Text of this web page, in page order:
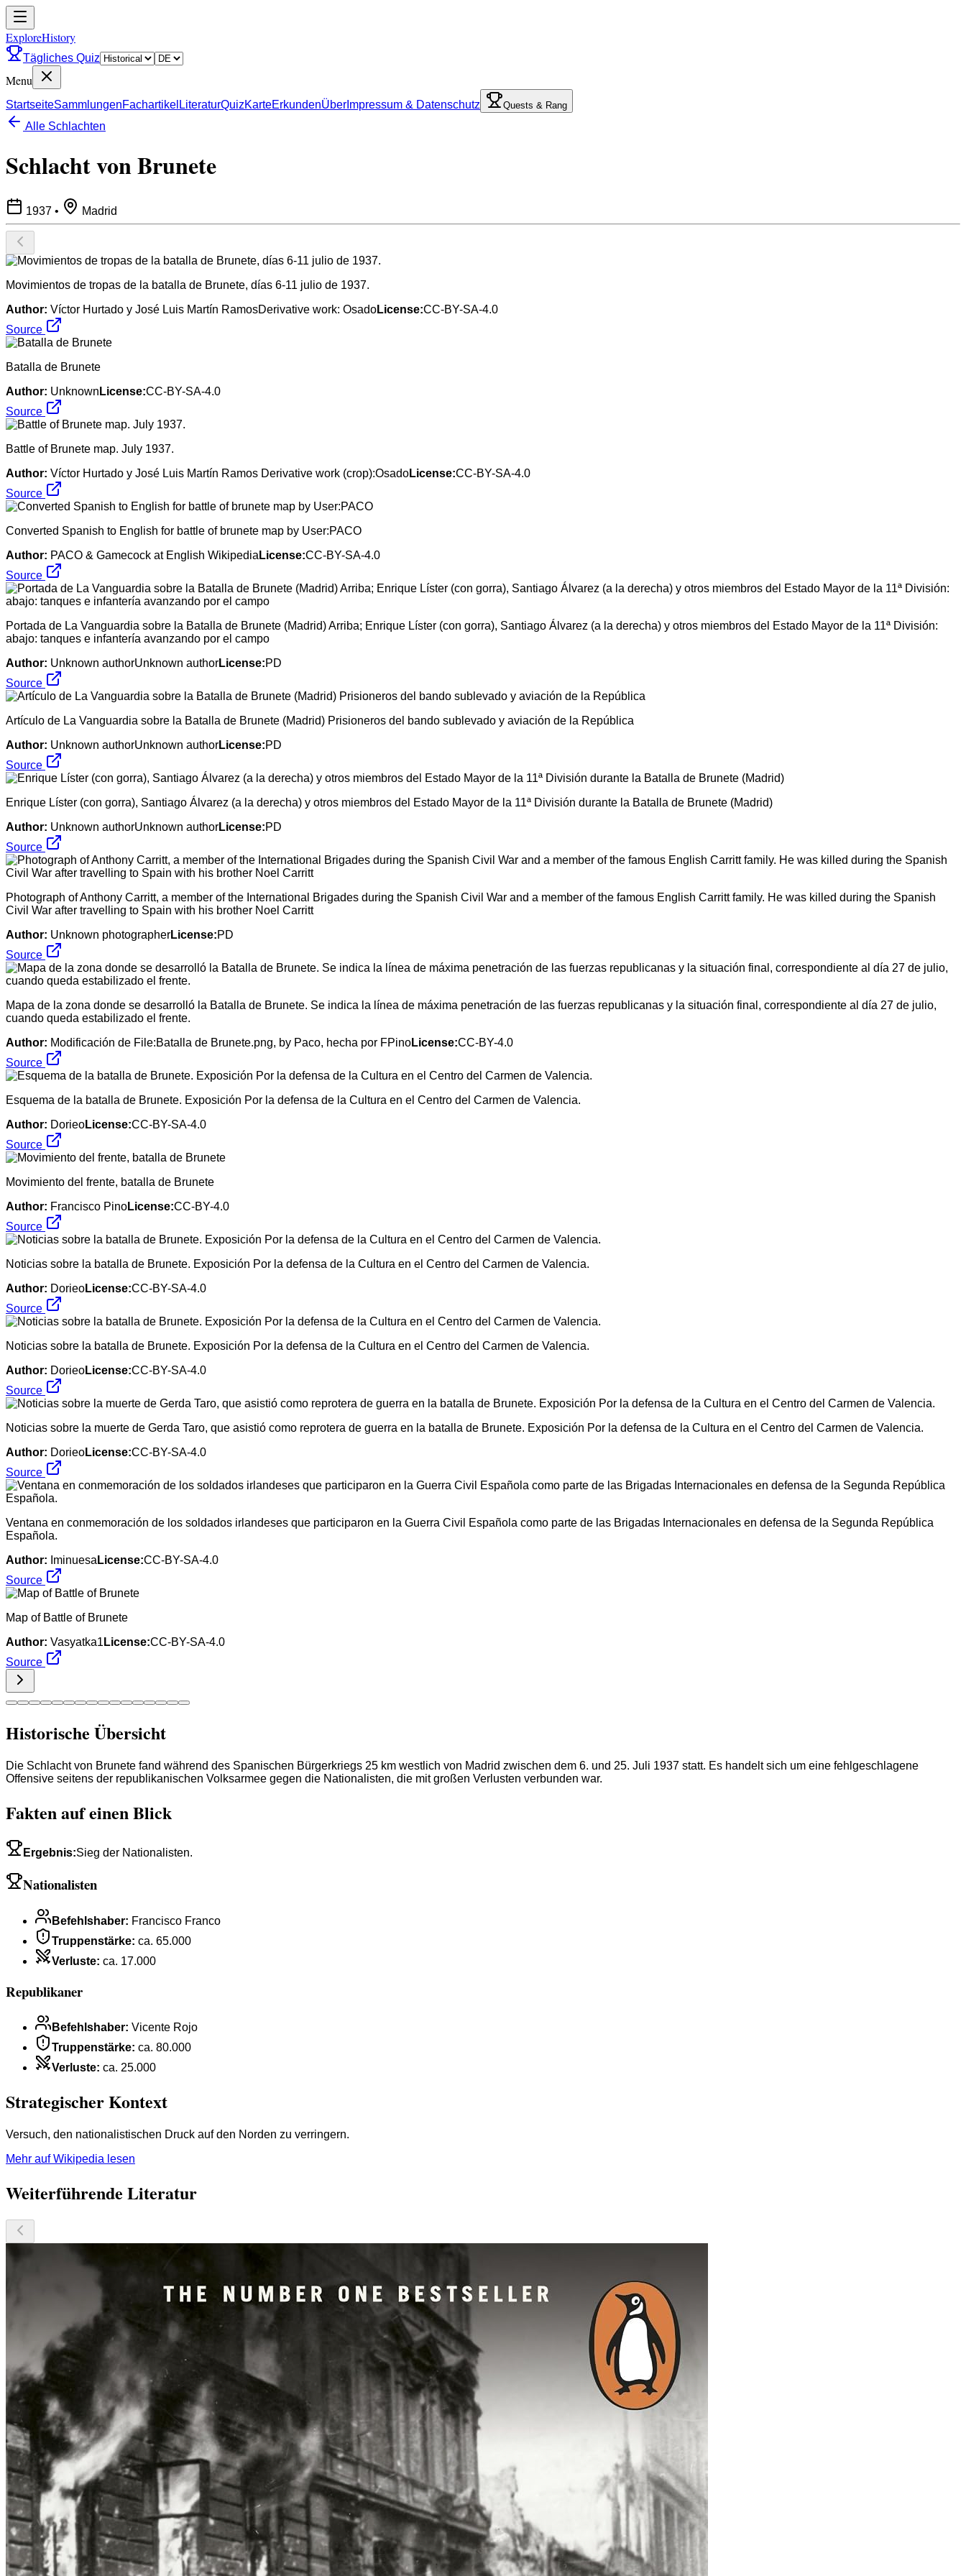
ExploreHistory
Tägliches Quiz
Menu
StartseiteSammlungenFachartikel LiteraturQuizKarteErkundenÜber Impressum & Datenschutz Quests & Rang
Alle Schlachten
Schlacht von Brunete
1937 • Madrid
Movimientos de tropas de la batalla de Brunete, días 6-11 julio de 1937.
Author: Víctor Hurtado y José Luis Martín RamosDerivative work: OsadoLicense:CC-BY-SA-4.0
Source
Batalla de Brunete
Author: Unknown License:CC-BY-SA-4.0
Source
Battle of Brunete map. July 1937.
Author: Víctor Hurtado y José Luis Martín Ramos Derivative work (crop):OsadoLicense:CC-BY-SA-4.0
Source
Converted Spanish to English for battle of brunete map by User:PACO
Author: PACO & Gamecock at English Wikipedia License:CC-BY-SA-4.0
Source
Portada de La Vanguardia sobre la Batalla de Brunete (Madrid) Arriba; Enrique Líster (con gorra), Santiago Álvarez (a la derecha) y otros miembros del Estado Mayor de la 11ª División:
abajo: tanques e infantería avanzando por el campo
Author: Unknown authorUnknown authorLicense:PD
Source
Artículo de La Vanguardia sobre la Batalla de Brunete (Madrid) Prisioneros del bando sublevado y aviación de la República
Author: Unknown authorUnknown authorLicense:PD
Source
Enrique Líster (con gorra), Santiago Álvarez (a la derecha) y otros miembros del Estado Mayor de la 11ª División durante la Batalla de Brunete (Madrid)
Author: Unknown authorUnknown authorLicense:PD
Source
Photograph of Anthony Carritt, a member of the International Brigades during the Spanish Civil War and a member of the famous English Carritt family. He was killed during the Spanish
Civil War after travelling to Spain with his brother Noel Carritt
Author: Unknown photographerLicense:PD
Source
Mapa de la zona donde se desarrolló la Batalla de Brunete. Se indica la línea de máxima penetración de las fuerzas republicanas y la situación final, correspondiente al día 27 de julio,
cuando queda estabilizado el frente.
Author: Modificación de File:Batalla de Brunete.png, by Paco, hecha por FPinoLicense:CC-BY-4.0
Source
Esquema de la batalla de Brunete. Exposición Por la defensa de la Cultura en el Centro del Carmen de Valencia.
Author: DorieoLicense:CC-BY-SA-4.0
Source
Movimiento del frente, batalla de Brunete
Author: Francisco PinoLicense:CC-BY-4.0
Source
Noticias sobre la batalla de Brunete. Exposición Por la defensa de la Cultura en el Centro del Carmen de Valencia.
Author: DorieoLicense:CC-BY-SA-4.0
Source
Noticias sobre la batalla de Brunete. Exposición Por la defensa de la Cultura en el Centro del Carmen de Valencia.
Author: DorieoLicense:CC-BY-SA-4.0
Source
Noticias sobre la muerte de Gerda Taro, que asistió como reprotera de guerra en la batalla de Brunete. Exposición Por la defensa de la Cultura en el Centro del Carmen de Valencia.
Author: DorieoLicense:CC-BY-SA-4.0
Source
Ventana en conmemoración de los soldados irlandeses que participaron en la Guerra Civil Española como parte de las Brigadas Internacionales en defensa de la Segunda República
Española.
Author: Iminuesa License:CC-BY-SA-4.0
Source
Map of Battle of Brunete
Author: Vasyatka1 License:CC-BY-SA-4.0
Source
Historische Übersicht
Die Schlacht von Brunete fand während des Spanischen Bürgerkriegs 25 km westlich von Madrid zwischen dem 6. und 25. Juli 1937 statt. Es handelt sich um eine fehlgeschlagene
Offensive seitens der republikanischen Volksarmee gegen die Nationalisten, die mit großen Verlusten verbunden war.
Fakten auf einen Blick
Ergebnis:Sieg der Nationalisten.
Nationalisten
Befehlshaber: Francisco Franco
Truppenstärke: ca. 65.000
Verluste: ca. 17.000
Republikaner
Befehlshaber: Vicente Rojo
Truppenstärke: ca. 80.000
Verluste: ca. 25.000
Strategischer Kontext
Versuch, den nationalistischen Druck auf den Norden zu verringern.
Mehr auf Wikipedia lesen
Weiterführende Literatur